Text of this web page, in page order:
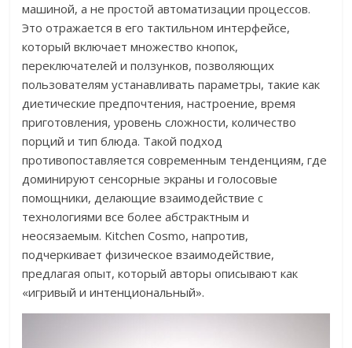
машиной, а не простой автоматизации процессов.
Это отражается в его тактильном интерфейсе,
который включает множество кнопок,
переключателей и ползунков, позволяющих
пользователям устанавливать параметры, такие как
диетические предпочтения, настроение, время
приготовления, уровень сложности, количество
порций и тип блюда. Такой подход
противопоставляется современным тенденциям, где
доминируют сенсорные экраны и голосовые
помощники, делающие взаимодействие с
технологиями все более абстрактным и
неосязаемым. Kitchen Cosmo, напротив,
подчеркивает физическое взаимодействие,
предлагая опыт, который авторы описывают как
«игривый и интенциональный».